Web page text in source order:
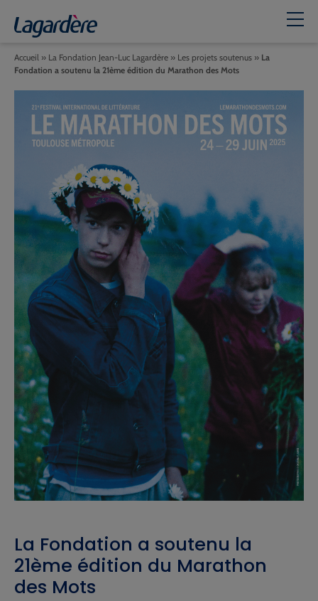
La Fondation a soutenu la
21ème édition du Marathon
des Mots
Accueil » La Fondation Jean-Luc Lagardère » Les projets soutenus » La
Fondation a soutenu la 21ème édition du Marathon des Mots